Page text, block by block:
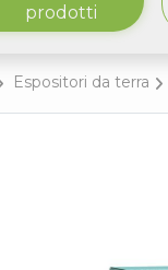
prodotti
Espositori da terra